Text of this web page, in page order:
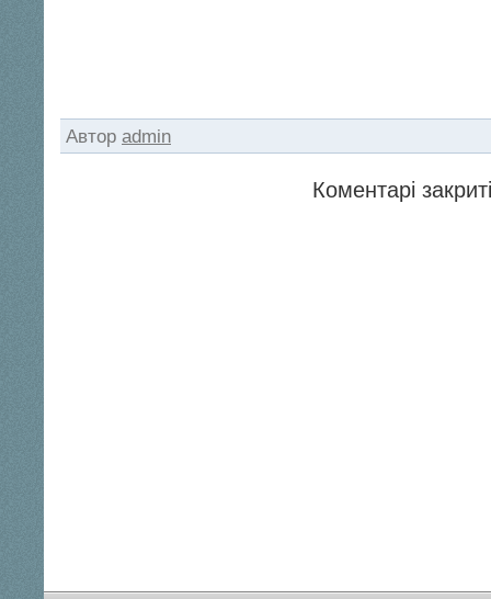
Автор admin
Коментарі